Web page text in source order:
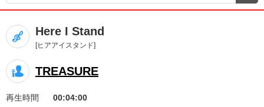
カラオケ＠DAM
ユーザー検索
キャンペーン
お知らせ よくあるご質問
Here I Stand
[ヒアアイスタンド]
TREASURE
再生時間
00:04:00